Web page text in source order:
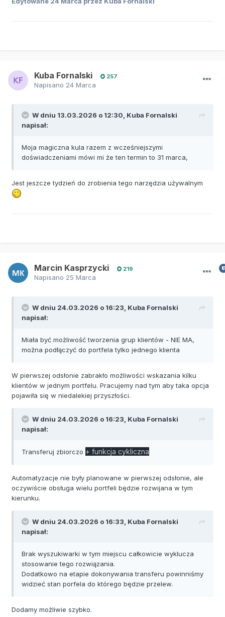
Kuba Fornalski 257
Napisano 24 Marca
W dniu 13.03.2026 o 12:30, Kuba Fornalski
napisał:
Moja magiczna kula razem z wcześniejszymi
doświadczeniami mówi mi że ten termin to 31 marca,
Jest jeszcze tydzień do zrobienia tego narzędzia używalnym
Marcin Kasprzycki 219
Napisano 25 Marca
W dniu 24.03.2026 o 16:23, Kuba Fornalski
napisał:
Miała być możliwość tworzenia grup klientów - NIE MA,
można podłączyć do portfela tylko jednego klienta
W pierwszej odsłonie zabrakło możliwości wskazania kilku
klientów w jednym portfelu. Pracujemy nad tym aby taka opcja
pojawiła się w niedalekiej przyszłości.
W dniu 24.03.2026 o 16:23, Kuba Fornalski
napisał:
Transferuj zbiorczo + funkcja cykliczna
Automatyzacje nie były planowane w pierwszej odsłonie, ale
oczywiście obsługa wielu portfeli będzie rozwijana w tym
kierunku.
W dniu 24.03.2026 o 16:33, Kuba Fornalski
napisał:
Brak wyszukiwarki w tym miejscu całkowicie wyklucza
stosowanie tego rozwiązania.
Dodatkowo na etapie dokonywania transferu powinniśmy
widzieć stan porfela do którego będzie przelew.
Dodamy możliwie szybko.